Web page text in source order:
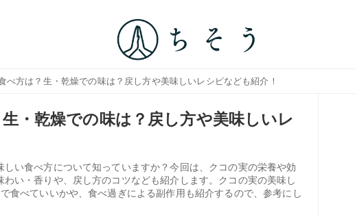
べ方は？生・乾燥での味は？戻し方や美味しいレシピなども紹介！
・乾燥での味は？戻し方や美味しいレ
しい食べ方について知っていますか？今回は、クコの実の栄養や効
い・香りや、戻し方のコツなども紹介します。クコの実の美味し
食べていいかや、食べ過ぎによる副作用も紹介するので、参考にし